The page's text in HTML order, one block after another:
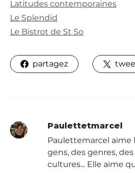
Latitudes contemporaines
Le Splendid
Le Bistrot de St So
partagez
Paulettetmarcel
Paulettemarcel aime
gens, des genres,
cultures... Elle aime